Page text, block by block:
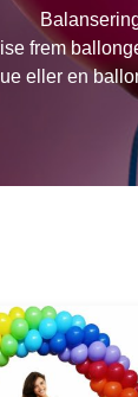
frem
eller en